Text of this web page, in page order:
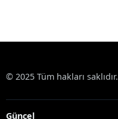
© 2025 Tüm hakları saklıdır.
Güncel